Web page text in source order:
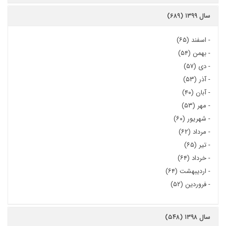
سال ۱۳۹۹ (۶۸۹)
- اسفند (۶۵)
-بهمن (۵۴)
-دی (۵۷)
-آذر (۵۳)
-آبان (۴۰)
- مهر (۵۳)
- شهریور (۶۰)
- مرداد (۶۲)
-تیر (۶۵)
-خرداد (۶۴)
- اردیبهشت (۶۴)
-فروردین (۵۲)
سال ۱۳۹۸ (۵۴۸)